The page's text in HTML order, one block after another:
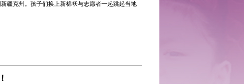
疆克州。孩子们换上新棉袄与志愿者一起跳起当地